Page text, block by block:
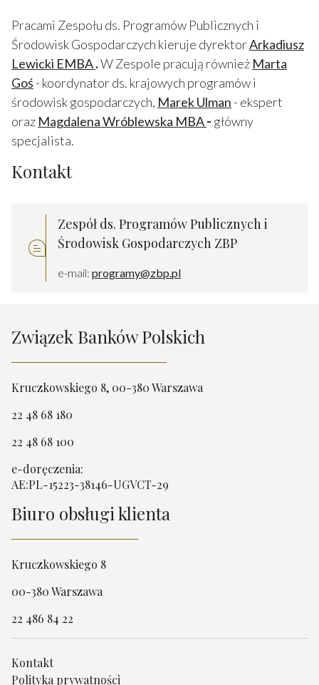
Pracami Zespołu ds. Programów Publicznych i
Środowisk Gospodarczych kieruje dyrektorArkadiusz
Lewicki EMBA.W Zespole pracują również Marta
Goś - koordynator ds. krajowych programów i
środowisk gospodarczych, Marek Ulman - ekspert
oraz Magdalena Wróblewska MBA- główny
specjalista.
Kontakt
Zespół ds. Programów Publicznych i
Środowisk Gospodarczych ZBP
e-mail: programy@zbp.pl
Związek Banków Polskich
Kruczkowskiego 8, 00-380 Warszawa
22 48 68 180
22 48 68 100
e-doręczenia:
AE:PL-15223-38146-UGVCT-29
Biuro obsługi klienta
Kruczkowskiego 8
00-380 Warszawa
22 486 84 22
Kontakt
Polityka prywatności